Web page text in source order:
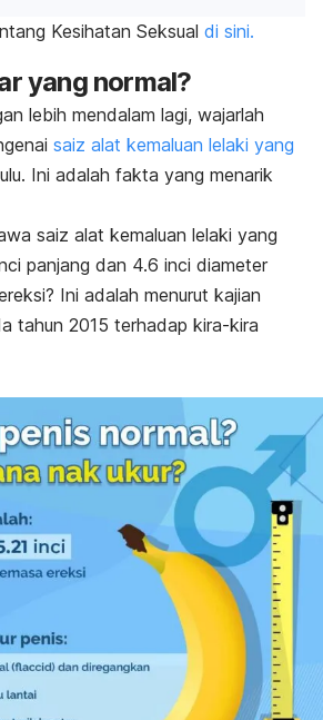
Kesihatan Seksual di sini.
yang normal?
lebih mendalam lagi, wajarlah
saiz alat kemaluan lelaki yang
Ini adalah fakta yang menarik
saiz alat kemaluan lelaki yang
panjang dan 4.6 inci diameter
Ini adalah menurut kajian
tahun 2015 terhadap kira-kira